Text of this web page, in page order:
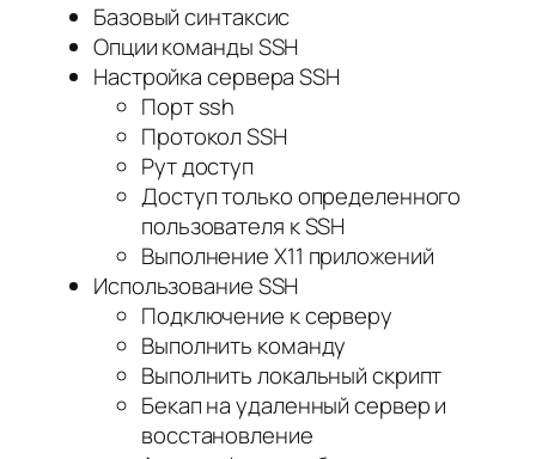
Базовый синтаксис
Опции команды SSH
Настройка сервера SSH
Порт ssh
Протокол SSH
Рут доступ
Доступ только определенного
пользователя к SSH
Выполнение X11 приложений
Использование SSH
Подключение к серверу
Выполнить команду
Выполнить локальный скрипт
Бекап на удаленный сервер и
восстановление